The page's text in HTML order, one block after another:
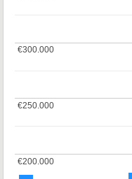
€200.000
€200.000
€250.000
€250.000
€300.000
€300.000